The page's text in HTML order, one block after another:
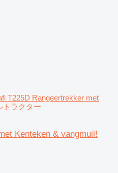
T225D Rangeertrekker met
トラクター
Kenteken & vangmuil!